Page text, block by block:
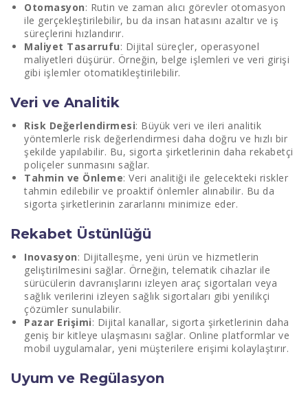
Otomasyon: Rutin ve zaman alıcı görevler otomasyon
ile gerçekleştirilebilir, bu da insan hatasını azaltır ve iş
süreçlerini hızlandırır.
Maliyet Tasarrufu: Dijital süreçler, operasyonel
maliyetleri düşürür. Örneğin, belge işlemleri ve veri girişi
gibi işlemler otomatikleştirilebilir.
Veri ve Analitik
Risk Değerlendirmesi: Büyük veri ve ileri analitik
yöntemlerle risk değerlendirmesi daha doğru ve hızlı bir
şekilde yapılabilir. Bu, sigorta şirketlerinin daha rekabetçi
poliçeler sunmasını sağlar.
Tahmin ve Önleme: Veri analitiği ile gelecekteki riskler
tahmin edilebilir ve proaktif önlemler alınabilir. Bu da
sigorta şirketlerinin zararlarını minimize eder.
Rekabet Üstünlüğü
Inovasyon: Dijitalleşme, yeni ürün ve hizmetlerin
geliştirilmesini sağlar. Örneğin, telematik cihazlar ile
sürücülerin davranışlarını izleyen araç sigortaları veya
sağlık verilerini izleyen sağlık sigortaları gibi yenilikçi
çözümler sunulabilir.
Pazar Erişimi: Dijital kanallar, sigorta şirketlerinin daha
geniş bir kitleye ulaşmasını sağlar. Online platformlar ve
mobil uygulamalar, yeni müşterilere erişimi kolaylaştırır.
Uyum ve Regülasyon